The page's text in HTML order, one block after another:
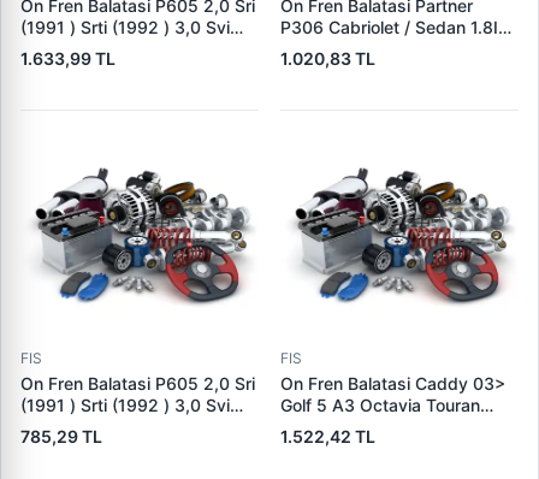
On Fren Balatasi P605 2,0 Sri
(1991 ) Srti (1992 ) 3,0 Svi
123 Kw (1991 97) / (Fisli) |
FTE 9001374 | OEM 425089
1.633,99 TL
On Fren Balatasi Partner
P306 Cabriolet / Sedan 1.8I
16V 2.0I Berlingo Xsara
1.8I.1.9D (< 03) Fisl | BRAXIS
1.020,83 TL
FIS
On Fren Balatasi P605 2,0 Sri
(1991 ) Srti (1992 ) 3,0 Svi
123 Kw (1991 97) / (Fisli) |
TRW GDB796 | OEM 425089
785,29 TL
FIS
On Fren Balatasi Caddy 03>
Golf 5 A3 Octavia Touran
Toledo 04> Passat Jetta 05>
Fisli | KALE B 23587 203 05
1.522,42 TL